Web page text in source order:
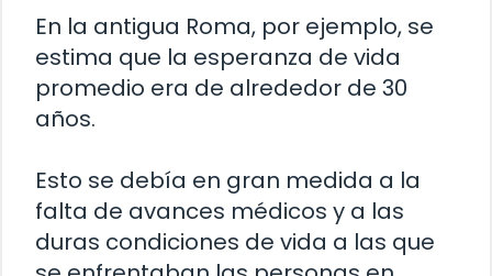
En la antigua Roma, por ejemplo, se
estima que la esperanza de vida
promedio era de alrededor de 30
años.
Esto se debía en gran medida a la
falta de avances médicos y a las
duras condiciones de vida a las que